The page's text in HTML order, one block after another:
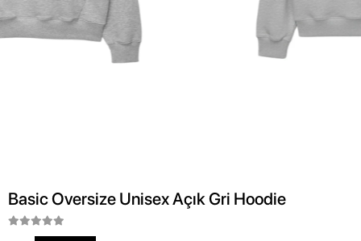
Basic Oversize Unisex Açık Gri Hoodie